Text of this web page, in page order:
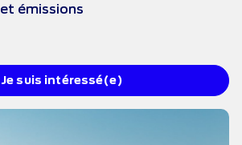
émissions
Je suis intéressé(e)